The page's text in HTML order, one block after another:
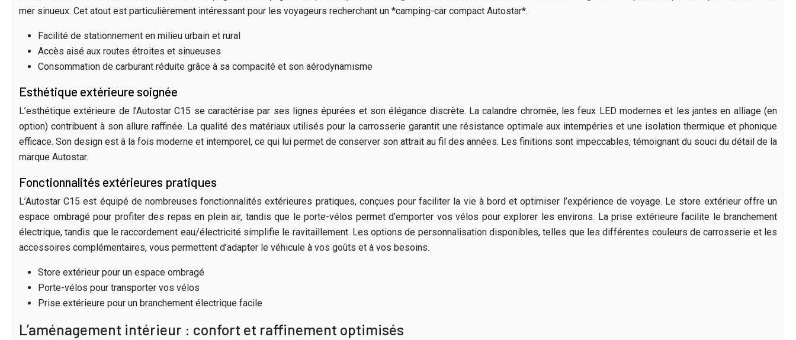
mer sinueux. Cet atout est particulièrement intéressant pour les voyageurs recherchant un *camping-car compact Autostar*.
Facilité de stationnement en milieu urbain et rural
Accès aisé aux routes étroites et sinueuses
Consommation de carburant réduite grâce à sa compacité et son aérodynamisme
Esthétique extérieure soignée
L’esthétique extérieure de l’Autostar C15 se caractérise par ses lignes épurées et son élégance discrète. La calandre chromée, les feux LED modernes et les jantes en alliage (en
option) contribuent à son allure raffinée. La qualité des matériaux utilisés pour la carrosserie garantit une résistance optimale aux intempéries et une isolation thermique et phonique
efficace. Son design est à la fois moderne et intemporel, ce qui lui permet de conserver son attrait au fil des années. Les finitions sont impeccables, témoignant du souci du détail de la
marque Autostar.
Fonctionnalités extérieures pratiques
L’Autostar C15 est équipé de nombreuses fonctionnalités extérieures pratiques, conçues pour faciliter la vie à bord et optimiser l’expérience de voyage. Le store extérieur offre un
espace ombragé pour profiter des repas en plein air, tandis que le porte-vélos permet d’emporter vos vélos pour explorer les environs. La prise extérieure facilite le branchement
électrique, tandis que le raccordement eau/électricité simplifie le ravitaillement. Les options de personnalisation disponibles, telles que les différentes couleurs de carrosserie et les
accessoires complémentaires, vous permettent d’adapter le véhicule à vos goûts et à vos besoins.
Store extérieur pour un espace ombragé
Porte-vélos pour transporter vos vélos
Prise extérieure pour un branchement électrique facile
L’aménagement intérieur : confort et raffinement optimisés